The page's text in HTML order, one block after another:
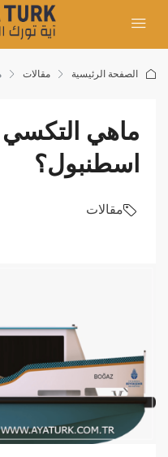
الصفحة الرئيسية مقالات
ماهي
اسطنبول؟
مقالات